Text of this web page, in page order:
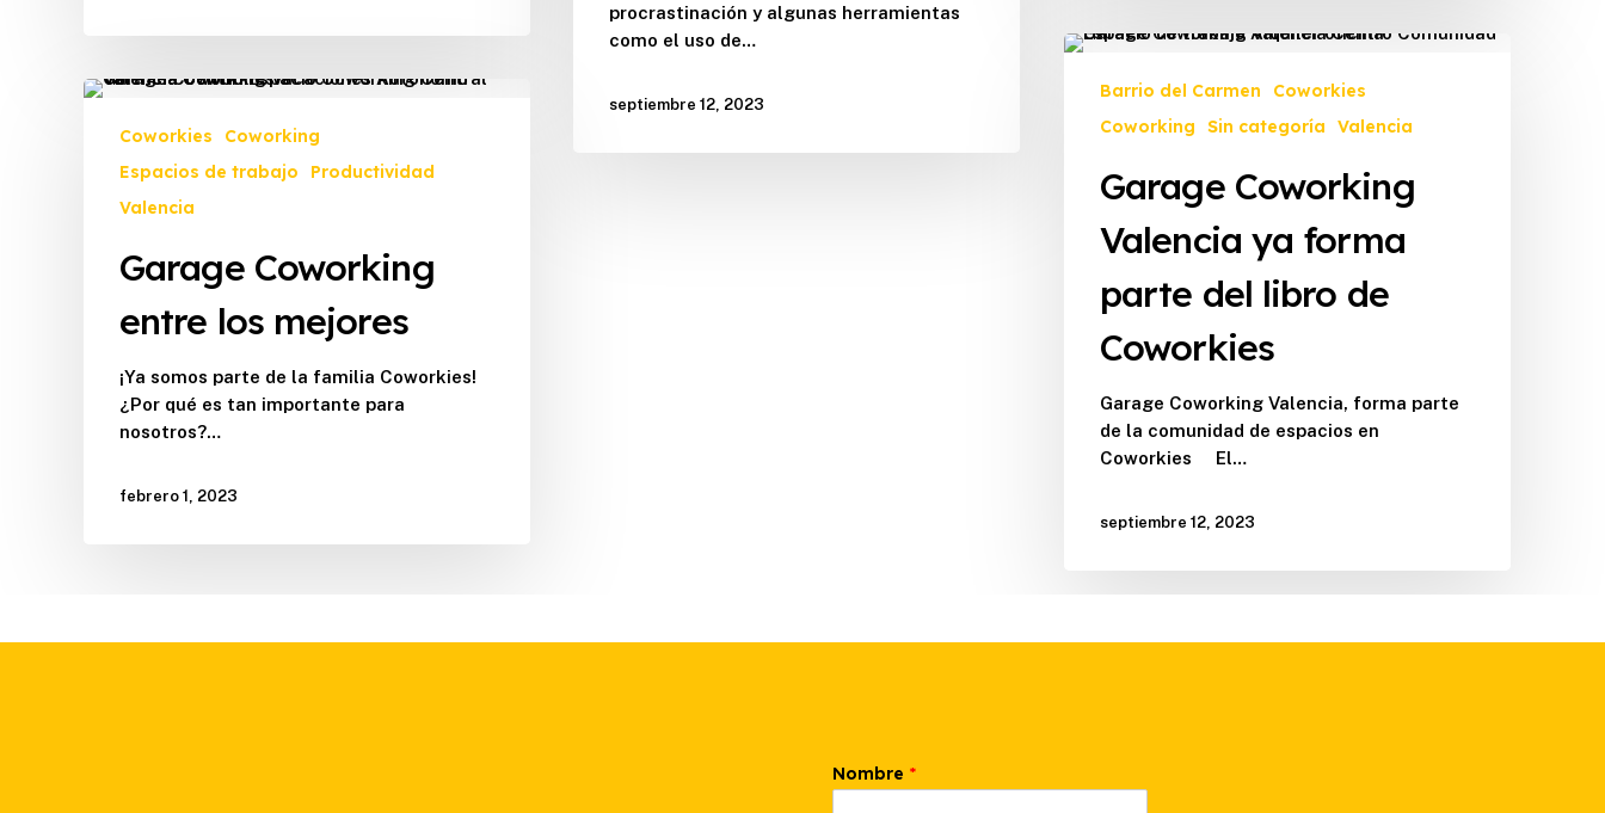
procrastinación y algunas herramientas
como el uso de…
septiembre 12, 2023
Garage
Valencia
parte
libro
Coworkies
Barrio del Carmen
Coworkies
Coworking
Sin categoría Valencia
Garage Coworking
Valencia ya forma
parte del libro de
Coworkies
Garage Coworking Valencia, forma parte
de la comunidad de espacios en
Coworkies El…
septiembre 12, 2023
Garage
entre
mejores
Coworkies
Coworking
Espacios de trabajo
Productividad
Valencia
Garage Coworking
entre los mejores
¡Ya somos parte de la familia Coworkies!
¿Por qué es tan importante para
nosotros?…
febrero 1, 2023
Nombre *